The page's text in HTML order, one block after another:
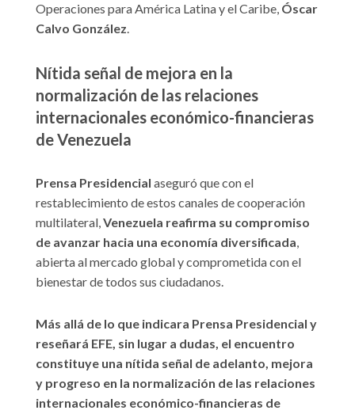
Operaciones para América Latina y el Caribe, Óscar
Calvo González.
Nítida señal de mejora en la
normalización de las relaciones
internacionales económico-financieras
de Venezuela
Prensa Presidencial aseguró que con el
restablecimiento de estos canales de cooperación
multilateral,Venezuela reafirma su compromiso
de avanzar hacia una economía diversificada,
abierta al mercado global y comprometida con el
bienestar de todos sus ciudadanos.
Más allá de lo que indicara Prensa Presidencial y
reseñará EFE, sin lugar a dudas, el encuentro
constituye una nítida señal de adelanto, mejora
y progreso en la normalización de las relaciones
internacionales económico-financieras de